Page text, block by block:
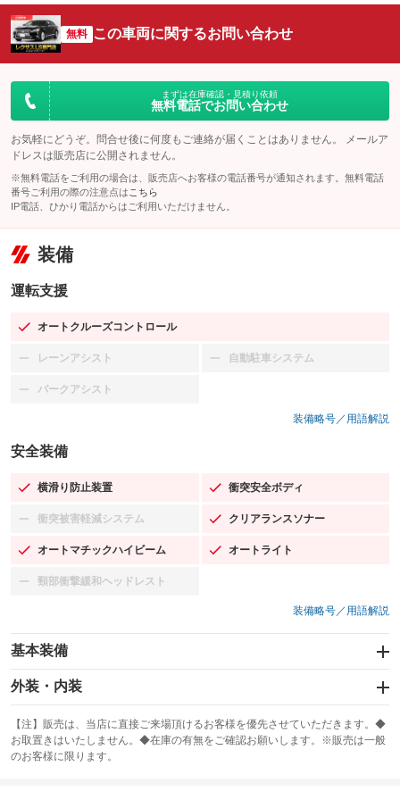
無料 この車両に関するお問い合わせ
まずは在庫確認・見積り依頼
無料電話でお問い合わせ
お気軽にどうぞ。問合せ後に何度もご連絡が届くことはありません。 メールア
ドレスは販売店に公開されません。
※無料電話をご利用の場合は、販売店へお客様の電話番号が通知されます。無料電話
番号ご利用の際の注意点は こちら
IP電話、ひかり電話からはご利用いただけません。
装備
運転支援
オートクルーズコントロール
：装備あり
レーンアシスト
：装備なし 自動駐車システム
：装備なし
パークアシスト
：装備なし
装備略号／用語解説
安全装備
横滑り防止装置
：装備あり 衝突安全ボディ
：装備あり
衝突被害軽減システム
：装備なし クリアランスソナー
：装備あり
オートマチックハイビーム
：装備あり オートライト
：装備あり
頸部衝撃緩和ヘッドレスト
：装備なし
装備略号／用語解説
基本装備
エアバッグ：運転席/助手席/サイド
：装備あり
：装備なし
サンルーフ
：装備なし ABS
外装・内装
カーナビ：HDDナビ
：装備あり
TV：フルセグ
：装備あり
【注】販売は、当店に直接ご来場頂けるお客様を優先させていただきます。◆
お取置きはいたしません。◆在庫の有無をご確認お願いします。※販売は一般
のお客様に限ります。